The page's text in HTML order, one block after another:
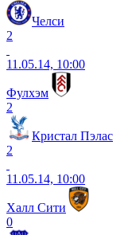
Челси
2
11.05.14, 10:00
Фулхэм
2
Кристал Пэлас
2
11.05.14, 10:00
Халл Сити
0